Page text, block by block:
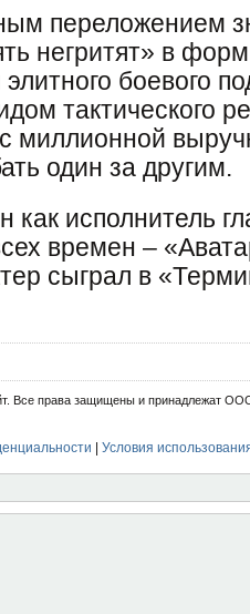
переложением
негритят» в
боевого
тактического
миллионной
один за другим.
как исполнитель
времен –
сыграл в
Все права защищены и принадлежат
Условия